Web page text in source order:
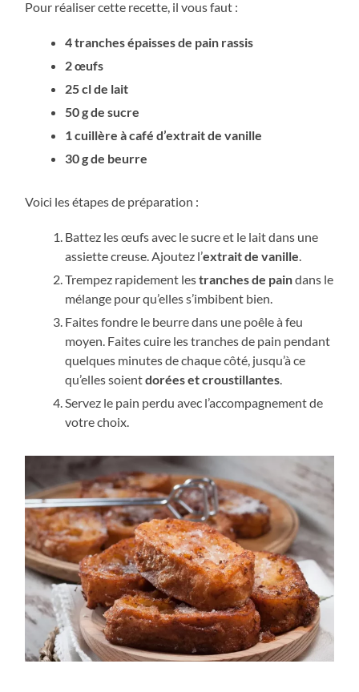
Pour réaliser cette recette, il vous faut :
4 tranches épaisses de pain rassis
2 œufs
25 cl de lait
50 g de sucre
1 cuillère à café d’extrait de vanille
30 g de beurre
Voici les étapes de préparation :
Battez les œufs avec le sucre et le lait dans une
assiette creuse. Ajoutez l’extrait de vanille.
Trempez rapidement lestranches de paindans le
mélange pour qu’elles s’imbibent bien.
Faites fondre le beurre dans une poêle à feu
moyen. Faites cuire les tranches de pain pendant
quelques minutes de chaque côté, jusqu’à ce
qu’elles soientdorées et croustillantes.
Servez le pain perdu avec l’accompagnement de
votre choix.